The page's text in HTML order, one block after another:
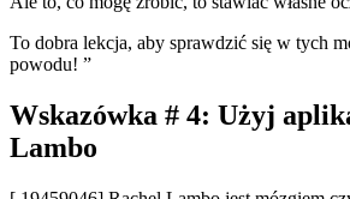
To dobra lekcja, aby sprawdzić się w tych
powodu! ”
Wskazówka # 4: Użyj
Lambo